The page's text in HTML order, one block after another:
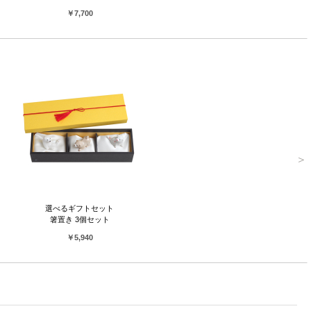
は、お二人が歩む新しい毎日へ多くの福を運んでくれます。
￥7,700
選べるギフトセット
箸置き 3個セット
￥5,940